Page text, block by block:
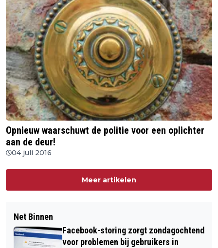
Opnieuw waarschuwt de politie voor een oplichter
aan de deur!
04 juli 2016
Meer artikelen
Net Binnen
Facebook-storing zorgt zondagochtend
voor problemen bij gebruikers in